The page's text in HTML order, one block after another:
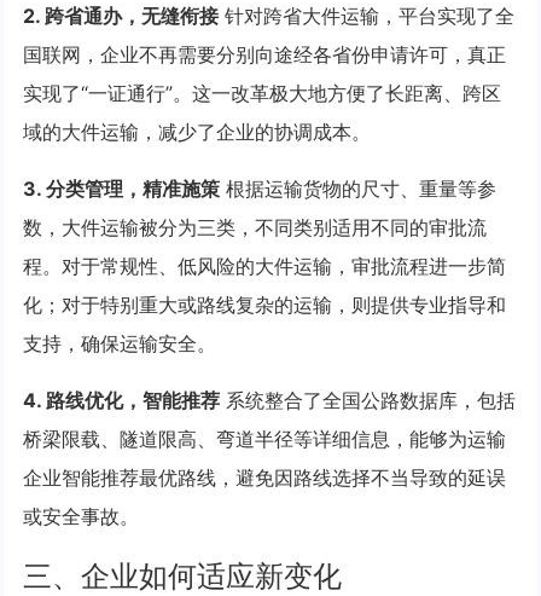
2. 跨省通办，无缝衔接针对跨省大件运输，平台实现了全
国联网，企业不再需要分别向途经各省份申请许可，真正
实现了“一证通行”。这一改革极大地方便了长距离、跨区
域的大件运输，减少了企业的协调成本。
3. 分类管理，精准施策 根据运输货物的尺寸、重量等参
数，大件运输被分为三类，不同类别适用不同的审批流
程。对于常规性、低风险的大件运输，审批流程进一步简
化；对于特别重大或路线复杂的运输，则提供专业指导和
支持，确保运输安全。
4. 路线优化，智能推荐 系统整合了全国公路数据库，包括
桥梁限载、隧道限高、弯道半径等详细信息，能够为运输
企业智能推荐最优路线，避免因路线选择不当导致的延误
或安全事故。
三、企业如何适应新变化